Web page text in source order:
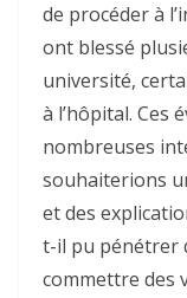
de procéder à
ont blessé
université,
à l’hôpital. Ces
nombreuses
souhaiterions
et des
t-il pu pénétrer
commettre des